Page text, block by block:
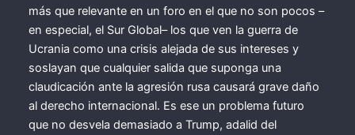
más que relevante en un foro en el que no son pocos –
en especial, el Sur Global– los que ven la guerra de
Ucrania como una crisis alejada de sus intereses y
soslayan que cualquier salida que suponga una
claudicación ante la agresión rusa causará grave daño
al derecho internacional. Es ese un problema futuro
que no desvela demasiado a Trump, adalid del